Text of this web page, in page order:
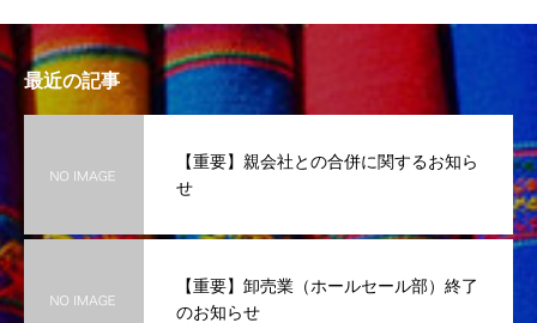
最近の記事
【重要】親会社との合併に関するお知ら
せ
【重要】卸売業（ホールセール部）終了
のお知らせ